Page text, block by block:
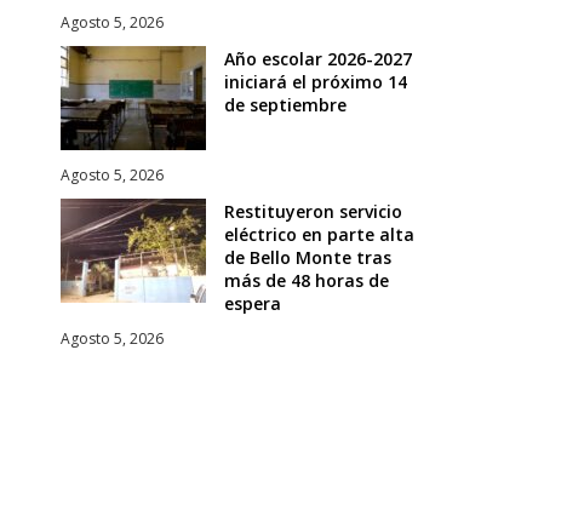
Agosto 5, 2026
Año escolar 2026-2027
iniciará el próximo 14
de septiembre
Agosto 5, 2026
Restituyeron servicio
eléctrico en parte alta
de Bello Monte tras
más de 48 horas de
espera
Agosto 5, 2026